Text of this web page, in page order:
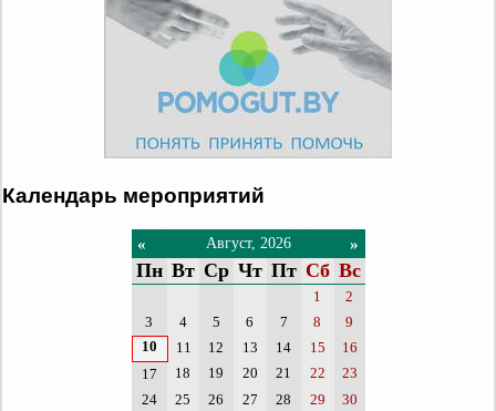
Календарь мероприятий
« Август, 2026 »
Пн Вт Ср Чт Пт Сб Вс
1
2
3
4 5 6 7 8
9
10
11 12 13 14 15
16
17
18 19 20 21 22
23
24
25 26 27 28 29
30